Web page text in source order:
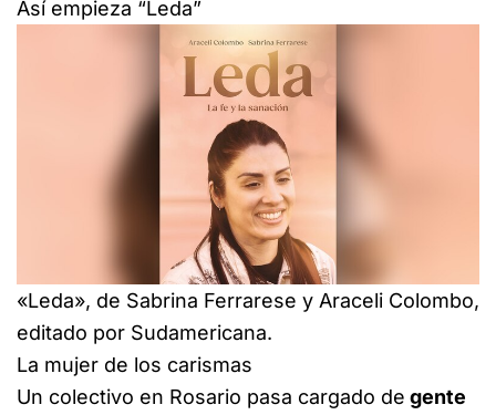
Así empieza “Leda”
«Leda», de Sabrina Ferrarese y Araceli Colombo,
editado por Sudamericana.
La mujer de los carismas
Un colectivo en Rosario pasa cargado de gente